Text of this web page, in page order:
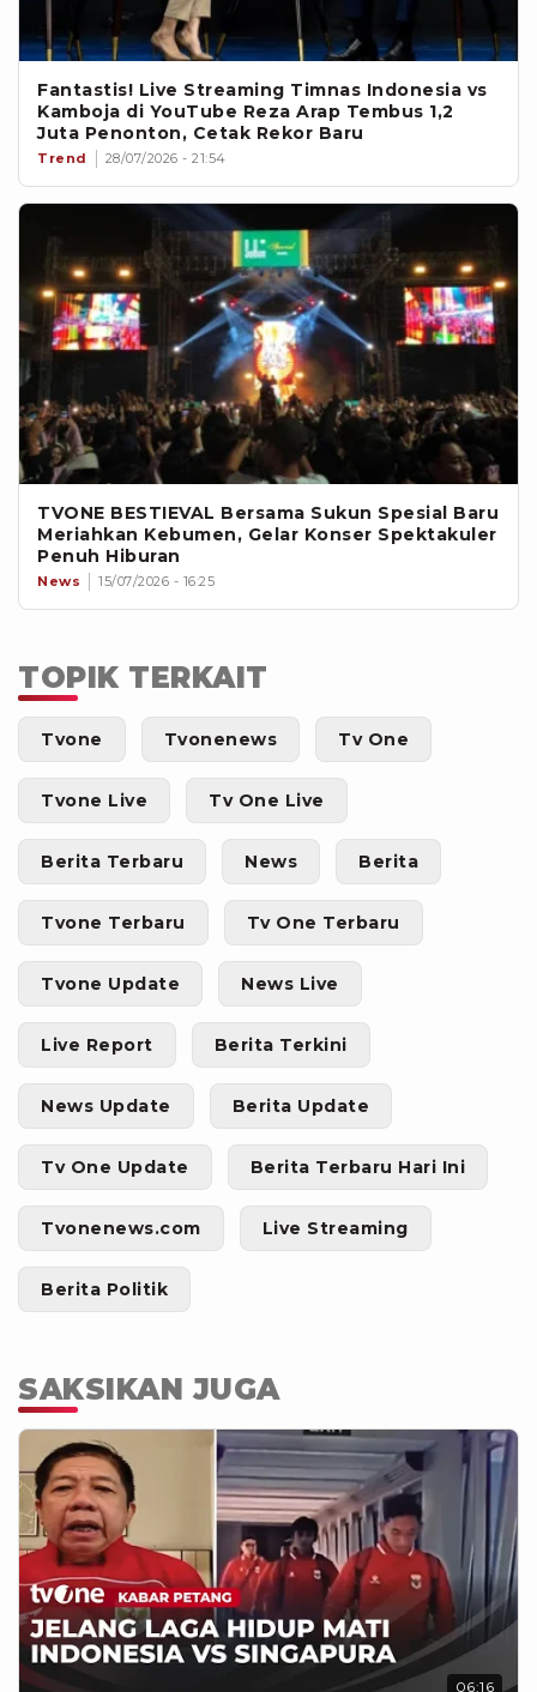
Fantastis! Live Streaming Timnas Indonesia vs
Kamboja di YouTube Reza Arap Tembus 1,2
Juta Penonton, Cetak Rekor Baru
Trend 28/07/2026 - 21:54
TVONE BESTIEVAL Bersama Sukun Spesial Baru
Meriahkan Kebumen, Gelar Konser Spektakuler
Penuh Hiburan
News 15/07/2026 - 16:25
TOPIK TERKAIT
Tvone Tvonenews Tv One
Tvone Live Tv One Live
Berita Terbaru News Berita
Tvone Terbaru Tv One Terbaru
Tvone Update News Live
Live Report Berita Terkini
News Update Berita Update
Tv One Update Berita Terbaru Hari Ini
Tvonenews.com Live Streaming
Berita Politik
SAKSIKAN JUGA
06:16